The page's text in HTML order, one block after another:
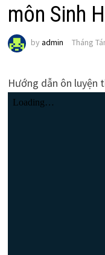
môn Sinh
by admin Tháng
Hướng dẫn ôn luyện